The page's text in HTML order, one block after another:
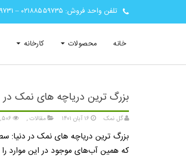
تلفن واحد فروش: ۰۲۱۸۸۵۵۹۷۳۵ –
خانه محصولات کارخانه
بزرگ ترین دریاچه های نمک در
گل نمک مقالات ,
که همین آب‌های موجود در این موارد